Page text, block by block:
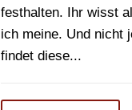
festhalten. Ihr wisst
ich meine. Und nicht
findet diese...